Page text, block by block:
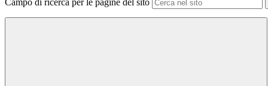
Campo di ricerca per le pagine del sito